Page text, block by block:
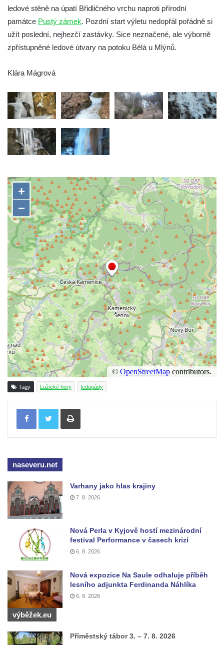
ledové stěně na úpatí Břidličného vrchu naproti přírodní
památce Pustý zámek. Pozdní start výletu nedopřál pořádně si
užít poslední, nejhezčí zastávky. Sice neznačené, ale výborně
zpřístupněné ledové útvary na potoku Bělá u Mlýnů.
Klára Mágrová
Tagy Lužické hory ledopády
Tisknout
naseveru.net
Varhany jako hlas krajiny
7. 8. 2026
Nová Perla v Kyjově hostí mezinárodní
festival Performance v časech krizí
6. 8. 2026
Nová expozice Na Saule odhaluje příběh
lesního adjunkta Ferdinanda Náhlíka
6. 8. 2026
výběžek.eu
Příměstský tábor 3. – 7. 8. 2026